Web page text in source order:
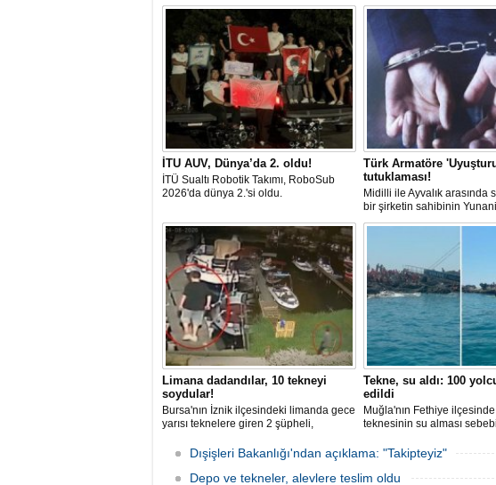
İTU AUV, Dünya’da 2. oldu!
İTÜ Sualtı Robotik Takımı, RoboSub
2026'da dünya 2.'si oldu.
Türk Armatöre
tutuklaması!
Midilli ile Ayvalık arasında
bir şirketin sahibinin
tutuklandığı bildirildi.
Limana dadandılar, 10 tekneyi
soydular!
Bursa'nın İznik ilçesindeki limanda gece
yarısı teknelere giren 2 şüpheli,
çaldı. Olay, güvenlik kameralarına
yansıdı, tekne sahiplerinin ihbarıyla
jandarma inceleme başlattı.
Tekne, su aldı: 100
edildi
Muğla'nın Fethiye
teknesinin su alması
teknenin batmaması için
kurtarma çalışması başlatıldı.
Dışişleri Bakanlığı'ndan açıklama: "Takipteyiz"
Depo ve tekneler, alevlere teslim oldu